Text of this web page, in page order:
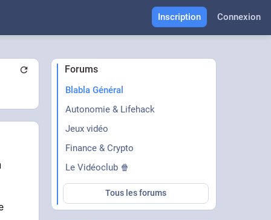
Inscription Connexion
Forums
Blabla Général
Autonomie & Lifehack
Jeux vidéo
Finance & Crypto
Le Vidéoclub 🍿
Tous les forums